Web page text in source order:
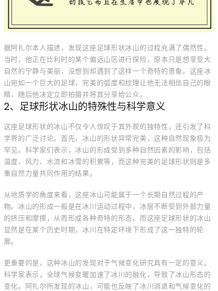
据阿扎尔本人描述，发现这座足球形状冰山的过程充满了偶然性。
当时，他正在比利时的某个偏远山区进行探险，原本只是想享受大
自然的宁静与美丽，没想到却遇到了这样一个奇特的景象。这座冰
山宛如一个巨大的足球，完美的弧度和纹理让他无法相信自己的眼
睛，随后他决定立即拍摄并将其分享给公众。
2、足球形状冰山的特殊性与科学意义
这座足球形状的冰山不仅令人惊叹于其外观的独特性，还引发了科
学界的广泛讨论。首先，冰山的形状异常完美，这种自然现象极为
罕见。科学家们表示，冰山的形成受到多种自然因素的影响，包括
温度、风力、水流和冰雪的积累等，而这种完美的足球形状则是多
重自然力量共同作用的结果。
从地质学的角度来看，这座冰山可能属于一个长期自然过程的产
物。冰山的形成一般是在冰川运动过程中，冰层不断受到外部力量
的挤压和摩擦，从而形成各种奇特的形态。而这座足球形状的冰山
显然是在某个历史时期，冰川在特定环境下形成了这一独特的轮
廓。
更重要的是，这种冰山的发现对于气候变化研究具有一定的意义。
科学家表示，全球气候变暖加速了冰川的融化，导致了冰山形态的
变化。阿扎尔所发现的冰山，可能也反映了冰川消退和气候变化的